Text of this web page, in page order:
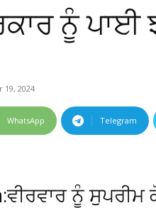
ਨੂੰ ਪਾਈ
19, 2024
WhatsApp Telegram
ਨੂੰ ਸੁਪਰੀਮ